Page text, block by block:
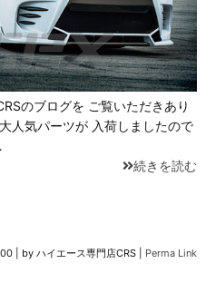
のブログを ご覧いただきあり
人気パーツが 入荷しましたので
続きを読む
by ハイエース専門店CRS Perma Link